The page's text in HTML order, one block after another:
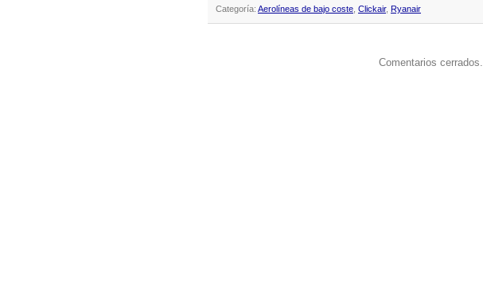
Categoría: Aerolíneas de bajo coste Clickair, Ryanair
Comentarios cerrados.